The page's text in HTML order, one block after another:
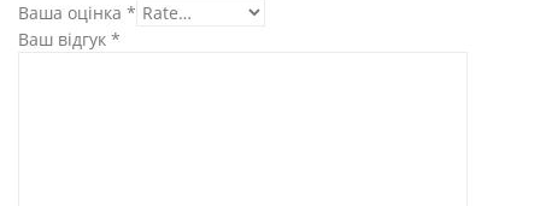
Ваша оцінка *
Ваш відгук *